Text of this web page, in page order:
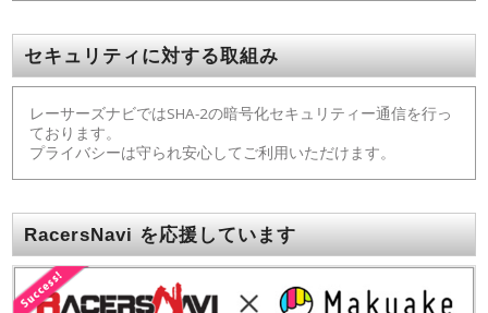
セキュリティに対する取組み
レーサーズナビではSHA-2の暗号化セキュリティー通信を行っ
ております。
プライバシーは守られ安心してご利用いただけます。
RacersNavi を応援しています